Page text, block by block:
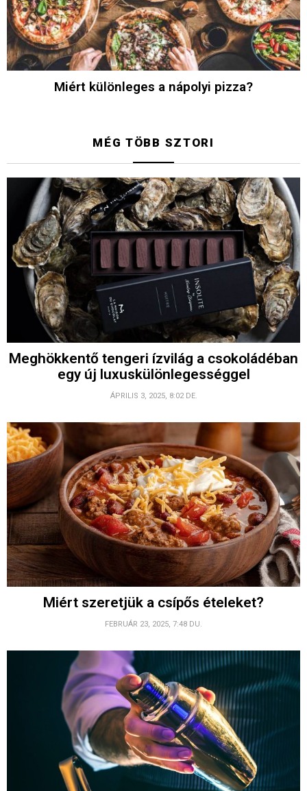
Miért különleges a nápolyi pizza?
MÉG TÖBB SZTORI
Meghökkentő tengeri ízvilág a csokoládéban
egy új luxuskülönlegességgel
ÁPRILIS 3, 2025, 8:02 DE.
Miért szeretjük a csípős ételeket?
FEBRUÁR 23, 2025, 7:48 DU.